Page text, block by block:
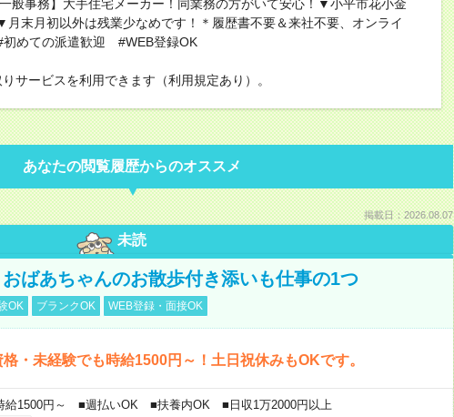
一般事務】大手住宅メーカー！同業務の方がいて安心！▼小平市花小金
末月初以外は残業少なめです！＊履歴書不要＆来社不要、オンライ
めての派遣歓迎 #WEB登録OK
サービスを利用できます（利用規定あり）。
あなたの閲覧履歴からのオススメ
掲載日：2026.08.07
未読
おばあちゃんのお散歩付き添いも仕事の1つ
OK ブランクOK WEB登録・面接OK
・未経験でも時給1500円～！土日祝休みもOKです。
給1500円～ ■週払いOK ■扶養内OK ■日収1万2000円以上